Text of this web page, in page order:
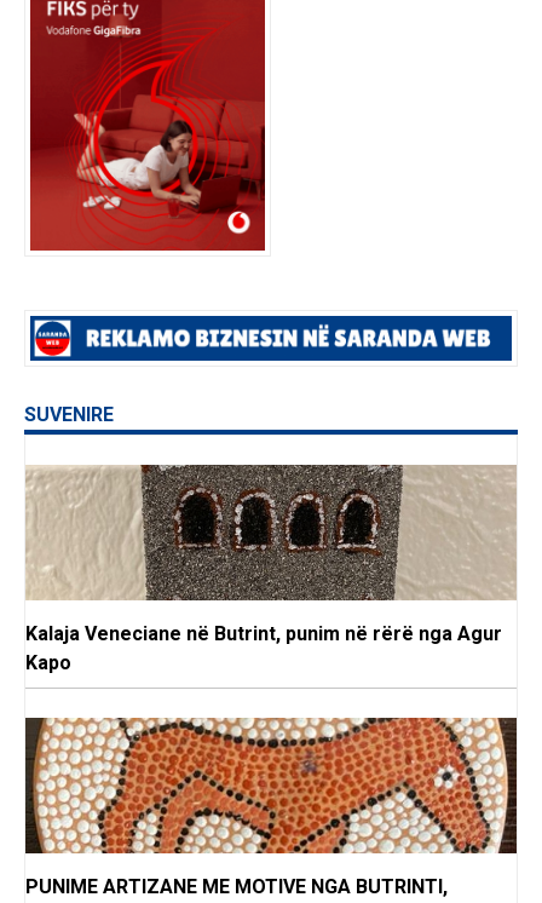
SUVENIRE
Kalaja Veneciane në Butrint, punim në rërë nga Agur
Kapo
PUNIME ARTIZANE ME MOTIVE NGA BUTRINTI,